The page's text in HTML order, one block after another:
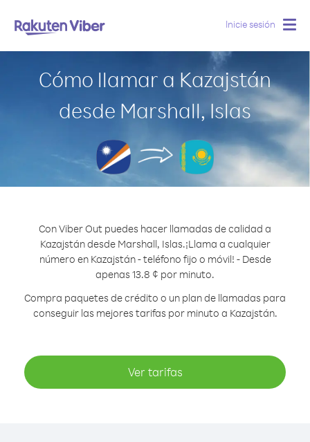
Inicie sesión
Cómo llamar a Kazajstán
desde Marshall, Islas
Con Viber Out puedes hacer llamadas de calidad a
Kazajstán desde Marshall, Islas.¡Llama a cualquier
número en Kazajstán - teléfono fijo o móvil! - Desde
apenas 13.8 ¢ por minuto.
Compra paquetes de crédito o un plan de llamadas para
conseguir las mejores tarifas por minuto a Kazajstán.
Ver tarifas